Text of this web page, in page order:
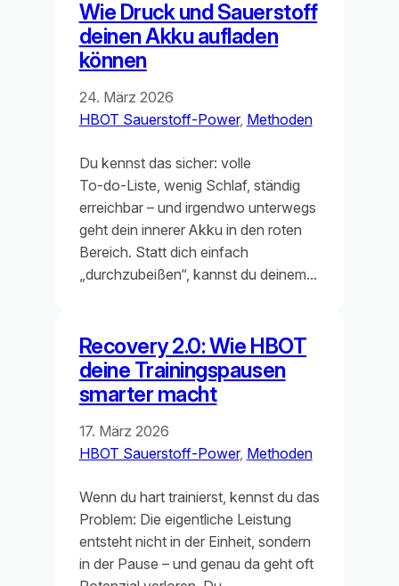
Wie Druck und Sauerstoff
deinen Akku aufladen
können
24. März 2026
HBOT Sauerstoff-Power, Methoden
Du kennst das sicher: volle
To‑do‑Liste, wenig Schlaf, ständig
erreichbar – und irgendwo unterwegs
geht dein innerer Akku in den roten
Bereich. Statt dich einfach
„durchzubeißen“, kannst du deinem…
Recovery 2.0: Wie HBOT
deine Trainingspausen
smarter macht
17. März 2026
HBOT Sauerstoff-Power, Methoden
Wenn du hart trainierst, kennst du das
Problem: Die eigentliche Leistung
entsteht nicht in der Einheit, sondern
in der Pause – und genau da geht oft